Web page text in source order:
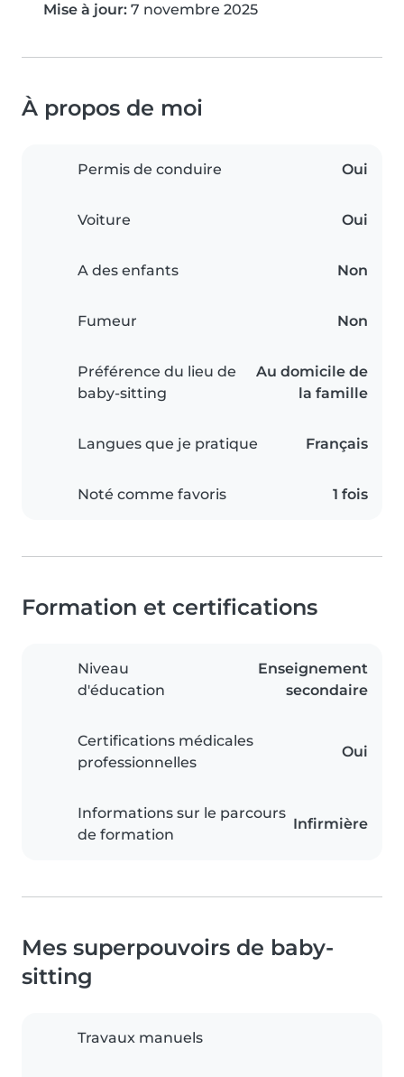
Mise à jour: 7 novembre 2025
À propos de moi
Permis de conduire Oui
Voiture Oui
A des enfants Non
Fumeur Non
Préférence du lieu de
baby-sitting
Au domicile de
la famille
Langues que je pratique Français
Noté comme favoris 1 fois
Formation et certifications
Niveau
d'éducation
Enseignement
secondaire
Certifications médicales
professionnelles
Oui
Informations sur le parcours
de formation
Infirmière
Mes superpouvoirs de baby-
sitting
Travaux manuels